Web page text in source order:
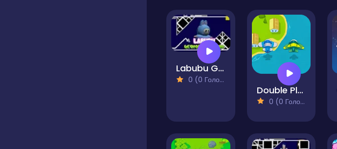
Labubu Geometry Dash
0 (0 Голосів)
Double Plane Venture
0 (0 Голосів)